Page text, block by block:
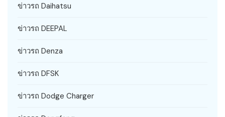
ข่าวรถ Daihatsu
ข่าวรถ DEEPAL
ข่าวรถ Denza
ข่าวรถ DFSK
ข่าวรถ Dodge Charger